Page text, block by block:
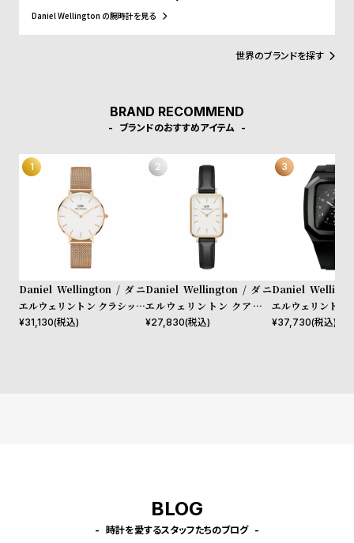
e
イプベルトというトレンドスタイルを築き、ファッションウォッチ
界に革命をもたらしました。スウェーデンにおけるシンプルでタイ
ムレスなデザインとイギリスの伝統的で紳士的なスタイルの融合
が、高級感を演出し、ミニマリズムが時代を超えて愛されるデザイ
Daniel Wellington の腕時計を見る
世界のブランドを探す
BRAND RECOMMEND
ブランドのおすすめアイテム
Daniel Wellington / ダニ
エルウェリントン クラシック
ペティット メルローズ ロー
¥31,130(税込)
Daniel Wellington / ダニ
エルウェリントン クアドロ
シェフィールド ローズゴール
¥27,830(税込)
Daniel
エルウェリントン
40mm Apple
¥37,730(税込)
BLOG
時計を愛するスタッフたちのブログ